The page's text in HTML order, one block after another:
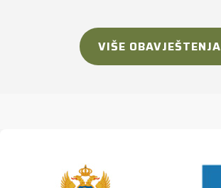
VIŠE OBAVJEŠTENJA